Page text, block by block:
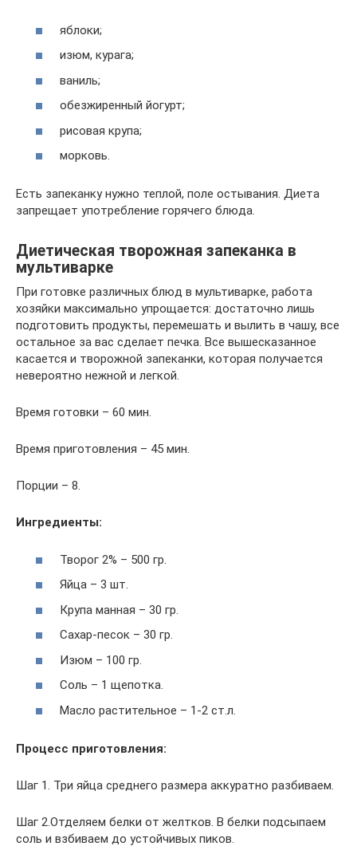
яблоки;
изюм, курага;
ваниль;
обезжиренный йогурт;
рисовая крупа;
морковь.
Есть запеканку нужно теплой, поле остывания. Диета
запрещает употребление горячего блюда.
Диетическая творожная запеканка в
мультиварке
При готовке различных блюд в мультиварке, работа
хозяйки максимально упрощается: достаточно лишь
подготовить продукты, перемешать и вылить в чашу, все
остальное за вас сделает печка. Все вышесказанное
касается и творожной запеканки, которая получается
невероятно нежной и легкой.
Время готовки – 60 мин.
Время приготовления – 45 мин.
Порции – 8.
Ингредиенты:
Творог 2% – 500 гр.
Яйца – 3 шт.
Крупа манная – 30 гр.
Сахар-песок – 30 гр.
Изюм – 100 гр.
Соль – 1 щепотка.
Масло растительное – 1-2 ст.л.
Процесс приготовления:
Шаг 1. Три яйца среднего размера аккуратно разбиваем.
Шаг 2.Отделяем белки от желтков. В белки подсыпаем
соль и взбиваем до устойчивых пиков.